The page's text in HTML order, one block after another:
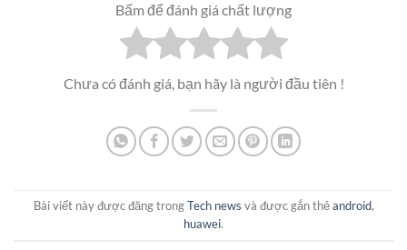
Bấm để đánh giá chất lượng
Chưa có đánh giá, bạn hãy là người đầu tiên !
Bài viết này được đăng trongTech news và được gắn thẻandroid,
huawei.